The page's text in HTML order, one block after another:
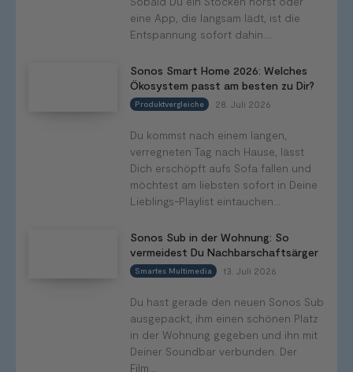
eine App, die langsam lädt, ist die
Entspannung sofort dahin....
Sonos Smart Home 2026: Welches
Ökosystem passt am besten zu Dir?
Produktvergleiche 28. Juli 2026
Du kommst nach einem langen,
verregneten Tag nach Hause, lässt
Dich erschöpft aufs Sofa fallen und
möchtest am liebsten sofort in Deine
Lieblings-Playlist eintauchen...
Sonos Sub in der Wohnung: So
vermeidest Du Nachbarschaftsärger
Smartes Multimedia 13. Juli 2026
Du hast gerade den neuen Sonos Sub
ausgepackt, ihm einen schönen Platz
in der Wohnung gegeben und ihn mit
Deiner Soundbar verbunden. Der
Film...